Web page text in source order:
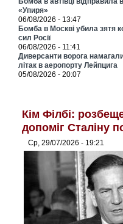
«Упиря»
06/08/2026 - 13:47
Бомба в Москві убила зятя
сил Росії
06/08/2026 - 11:41
Диверсанти ворога
літак в аеропорту Лейпцига
05/08/2026 - 20:07
Кім Філбі:
допоміг Сталіну
Ср, 29/07/2026 - 19:21